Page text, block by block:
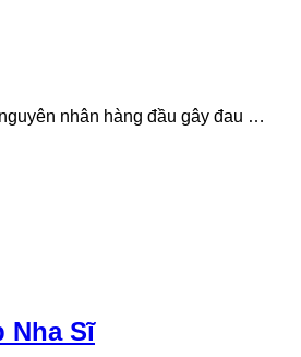
nhân hàng đầu gây đau …
Nha Sĩ